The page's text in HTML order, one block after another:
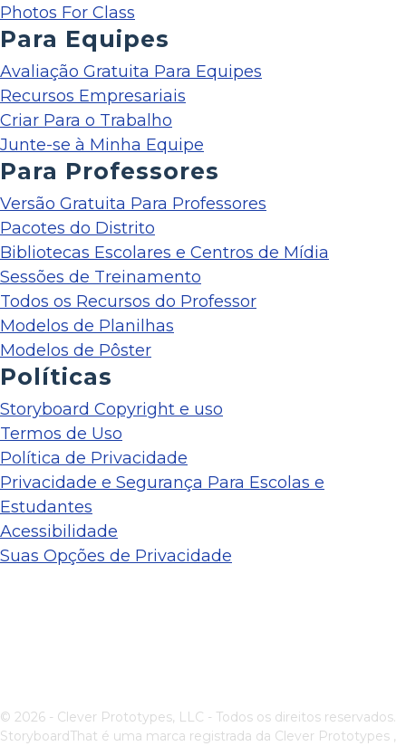
Photos For Class
Para Equipes
Avaliação Gratuita Para Equipes
Recursos Empresariais
Criar Para o Trabalho
Junte-se à Minha Equipe
Para Professores
Versão Gratuita Para Professores
Pacotes do Distrito
Bibliotecas Escolares e Centros de Mídia
Sessões de Treinamento
Todos os Recursos do Professor
Modelos de Planilhas
Modelos de Pôster
Políticas
Storyboard Copyright e uso
Termos de Uso
Política de Privacidade
Privacidade e Segurança Para Escolas e
Estudantes
Acessibilidade
Suas Opções de Privacidade
© 2026 - Clever Prototypes, LLC - Todos os direitos reservados.
StoryboardThat é uma marca registrada da Clever Prototypes ,